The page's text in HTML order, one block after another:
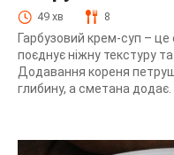
49 хв 8
Гарбузовий крем-суп –
поєднує ніжну текстуру
Додавання кореня
глибину, а сметана додає.